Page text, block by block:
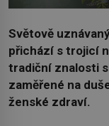
Světově
přichází s trojicí
tradiční znalosti
zaměřené na
ženské zdraví.